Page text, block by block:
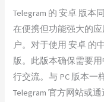
Telegram 的 安卓 版本
在便携但功能强大的
户。对于使用 安卓 的
版。此版本确保需要
行交流。与 PC 版本一
Telegram 官方网站或